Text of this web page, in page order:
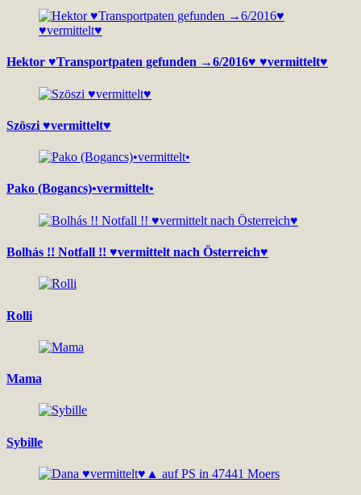
Hektor ♥Transportpaten gefunden →6/2016♥ ♥vermittelt♥
Szöszi ♥vermittelt♥
Pako (Bogancs)•vermittelt•
Bolhás !! Notfall !! ♥vermittelt nach Österreich♥
Rolli
Mama
Sybille